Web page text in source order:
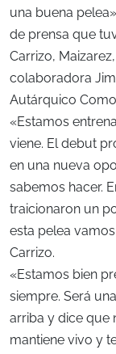
una buena
de prensa que
Carrizo,
colaboradora
Autárquico
«Estamos
viene. El debut
en una nueva
sabemos hacer.
traicionaron un
esta pelea
Carrizo.
«Estamos bien
siempre. Será
arriba y dice que
mantiene vivo y